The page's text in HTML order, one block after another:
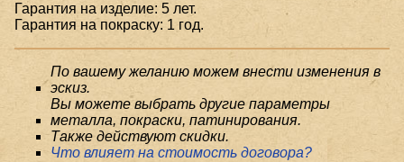
Гарантия на изделие: 5 лет.
Гарантия на покраску: 1 год.
По вашему желанию можем внести изменения в
эскиз.
Вы можете выбрать другие параметры
металла, покраски, патинирования.
Также действуют скидки.
Что влияет на стоимость договора?